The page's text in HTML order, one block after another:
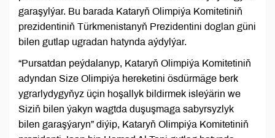
garaşylýar. Bu barada Kataryň Olimpiýa Komitetiniň
prezidentiniň Türkmenistanyň Prezidentini doglan güni
bilen gutlap ugradan hatynda aýdylýar.
“Pursatdan peýdalanyp, Kataryň Olimpiýa Komitetiniň
adyndan Size Olimpiýa hereketini ösdürmäge berk
ygrarlydygyňyz üçin hoşallyk bildirmek isleýärin we
Siziň bilen ýakyn wagtda duşuşmaga sabyrsyzlyk
bilen garaşýaryn” diýip, Kataryň Olimpiýa Komitetiniň